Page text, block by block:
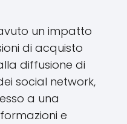
un impatto
di acquisto
diffusione di
social network,
a una
e